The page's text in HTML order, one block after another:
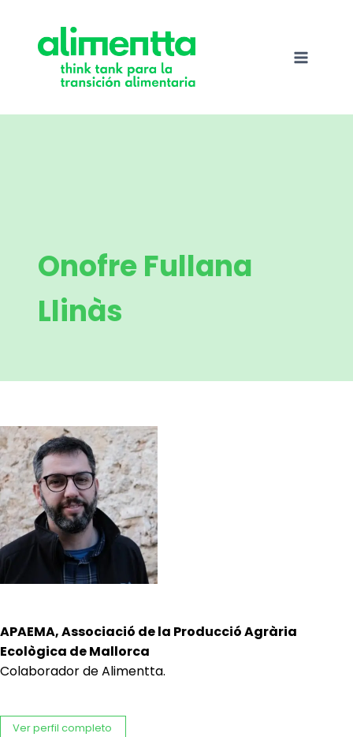
contenido
Onofre Fullana
Llinàs
APAEMA, Associació de la Producció Agrària
Ecològica de Mallorca
Colaborador de Alimentta.
Ver perfil completo